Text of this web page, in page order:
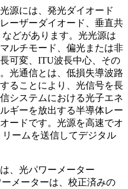
源には、発光ダイオード
ーザーダイオード、垂直共
どがあります。光光源は
ルチモード、偏光または非
可変、ITU波長中心、その
光通信とは、低損失導波路
ることにより、光信号を長
システムにおける光子エネ
ギーを放出する半導体レー
ードです。光源を高速でオ
ームを送信してデジタル
、光パワーメーター
ーメーターは、校正済みの